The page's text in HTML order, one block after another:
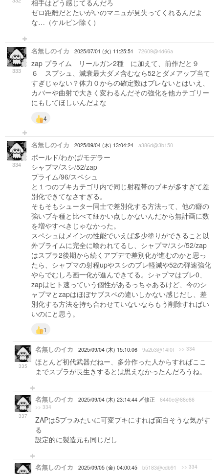
相手はどう感じてるんだろ
ゼロ距離だとたいがいのマニュが見失ってくれるんだよ
な…（ケルビン除く）
333
名無しのイカ 2025/07/01 (火) 11:25:51 72609@4d66a
zap プライム リールガン2種 に加えて、前作だと９
６ スプシュ、減衰最大ダメ含むなら52とダメアップ当て
すぎじゃない？体力０からの確定数はブレないとはいえ、
カバーや曲射で大きく変わるんだその強化を他カテゴリー
にもしてほしいんだよな
4
334
名無しのイカ 2025/09/04 (木) 13:04:24 a386d@3b150
ボールド/わかば/モデラー
シャプマ/スシ/52/zap
プライム/96/スペシュ
と１つのブキカテゴリ内で同じ射程帯のブキが多すぎて差
別化できてなさすぎる。
そもそもシューター同士で差別化する方法って、他の癖の
強いブキ種と比べて細かい点しかないんだから無計画に数
を増やすべきじゃなかった。
スペシュはメインの性能でいえば多少塗りができること以
外プライムに完全に喰われてるし、シャプマ/スシ/52/zap
はスプラ2後期から続くアプデで差別化が進むのかと思っ
たら、シャプマの射程upやスシのブレ軽減や52の弾速強化
やらでむしろ画一化が進んできてる。シャプマはブレ0、
zapはヒト速っていう個性があるっちゃあるけど、今のシ
ャプマとzapはほぼサブスペの違いしかない感じだし、差
別化する方法を持ち合わせていないならもう削除すればい
いのにと思う。
1
335
名無しのイカ 2025/09/04 (木) 15:10:06 9a2b3@14f0f >> 334
ほとんど初代武器だねー、多分作った人からすればここ
までスプラが長生きするとは思えなかったんだろうね。
337
名無しのイカ 2025/09/04 (木) 23:14:44 修正 6440e@88e86
>> 334
ZAPはSブラみたいに可変ブキにすれば面白そうな気がす
る
設定的に製造元も同じだし
名無しのイカ 2025/09/05 (金) 04:00:45 b5183@cdb91 >> 334